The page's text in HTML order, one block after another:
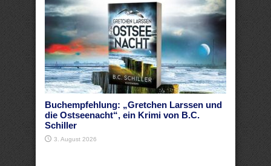
Buchempfehlung: „Gretchen Larssen und
die Ostseenacht“, ein Krimi von B.C.
Schiller
3. August 2026